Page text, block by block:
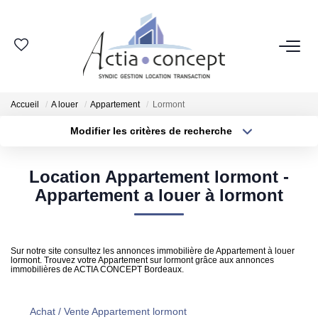
Notre Équipe
Nos Actualités
Nos Avis Clients
ESPACE CLIENT
Accueil A louer Appartement Lormont
Modifier les critères de recherche
Sélectionnez...
Type de bien
Surface min
Créer une alerte
Location Appartement lormont -
Appartement a louer à lormont
Sur notre site consultez les annonces immobilière de Appartement à louer
lormont. Trouvez votre Appartement sur lormont grâce aux annonces
immobilières de ACTIA CONCEPT Bordeaux.
Achat / Vente Appartement lormont